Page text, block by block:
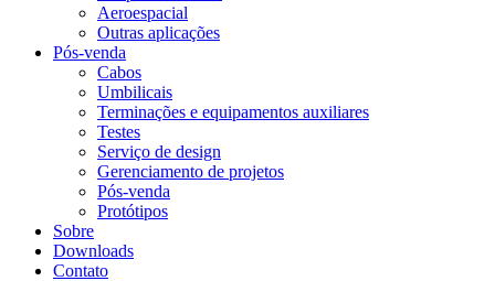
Aeroespacial
Outras aplicações
Pós-venda
Cabos
Umbilicais
Terminações e equipamentos auxiliares
Testes
Serviço de design
Gerenciamento de projetos
Pós-venda
Protótipos
Sobre
Downloads
Contato